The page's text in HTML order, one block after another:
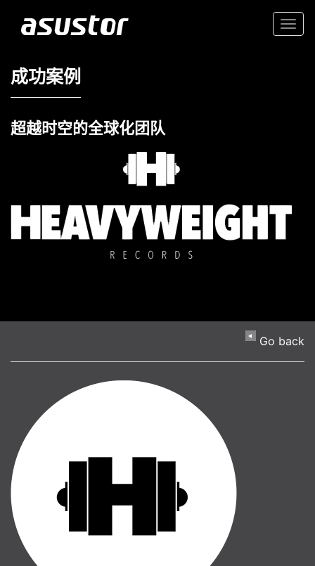
成功案例
超越时空的全球化团队
Go back